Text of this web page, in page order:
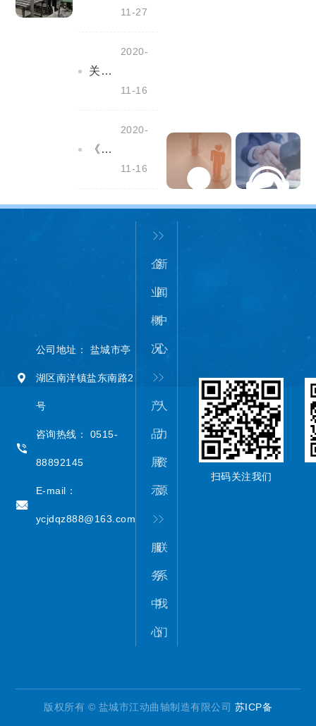
11-27
关于做好工业企业秋冬常态化疫情防控工作的通知
2020-
11-16
《盐城市安全生产条例》全文公布，自2020年12月1日起施行！
2020-
11-16
公司地址： 盐城市亭
湖区南洋镇盐东南路2
号
咨询热线： 0515-
88892145
E-mail：
ycjdqz888@163.com
企
业
概
况
新
闻
中
心
产
品
展
示
人
力
资
源
服
务
中
心
联
系
我
们
扫码关注我们
版权所有 © 盐城市江动曲轴制造有限公司 苏ICP备